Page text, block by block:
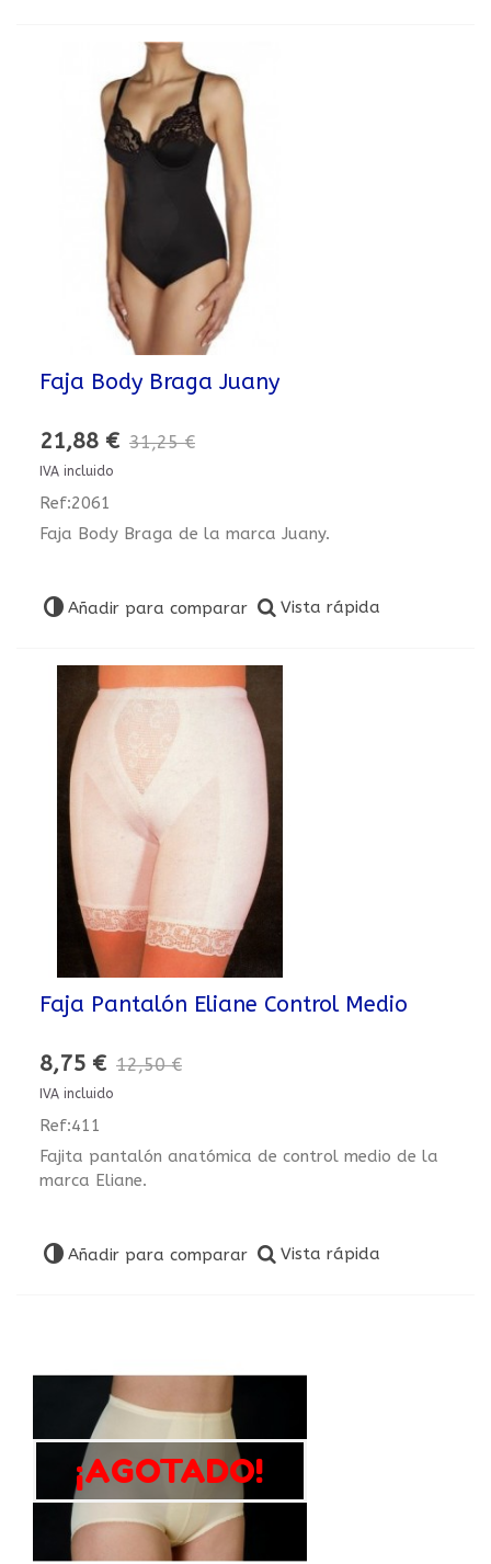
Faja Body Braga Juany
21,88 € 31,25 €
IVA incluido
Ref:2061
Faja Body Braga de la marca Juany.
Añadir para comparar Vista rápida
Faja Pantalón Eliane Control Medio
8,75 € 12,50 €
IVA incluido
Ref:411
Fajita pantalón anatómica de control medio de la
marca Eliane.
Añadir para comparar Vista rápida
¡AGOTADO!